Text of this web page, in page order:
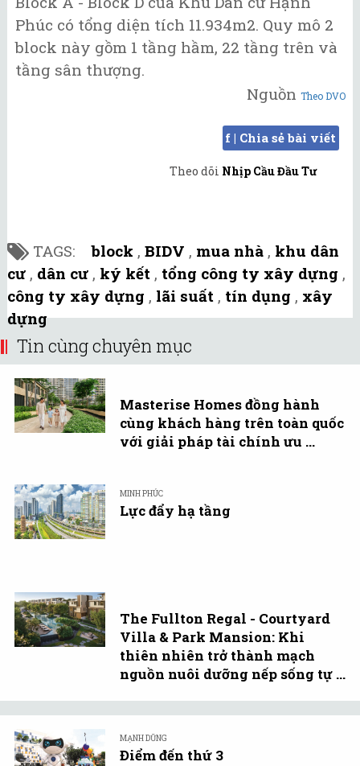
Phúc có tổng diện tích 11.934m2. Quy mô 2
block này gồm 1 tầng hầm, 22 tầng trên và
tầng sân thượng.
Nguồn Theo DVO
f | Chia sẻ bài viết
Theo dõi Nhịp Cầu Đầu Tư
TAGS:block , BIDV , mua nhà , khu dân
cư , dân cư , ký kết , tổng công ty xây dựng ,
công ty xây dựng , lãi suất , tín dụng , xây
dựng
Tin cùng chuyên mục
Masterise Homes đồng hành
cùng khách hàng trên toàn quốc
với giải pháp tài chính ưu ...
MINH PHÚC
Lực đẩy hạ tầng
The Fullton Regal - Courtyard
Villa & Park Mansion: Khi
thiên nhiên trở thành mạch
nguồn nuôi dưỡng nếp sống tự ...
MẠNH DŨNG
Điểm đến thứ 3